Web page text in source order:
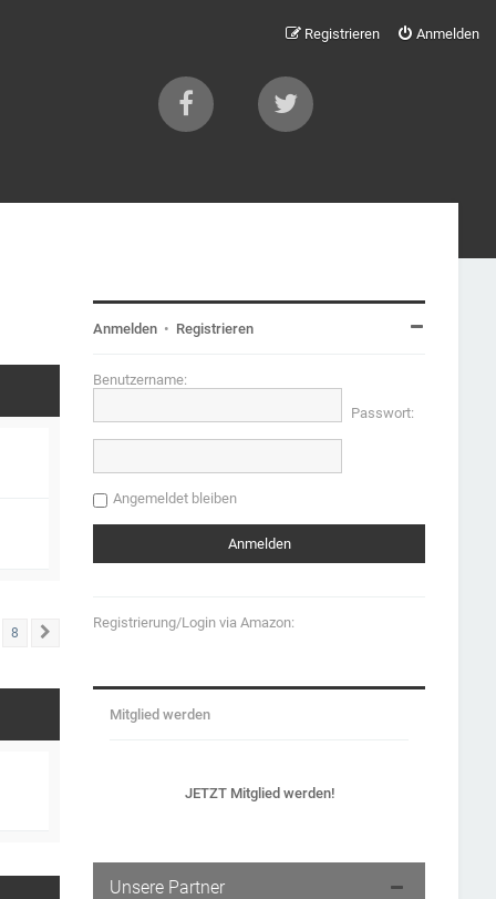
Anmelden
Registrieren
8
Anmelden • Registrieren
Benutzername:
Passwort:
Angemeldet bleiben
Registrierung/Login via Amazon:
Mitglied werden
JETZT Mitglied werden!
Unsere Partner